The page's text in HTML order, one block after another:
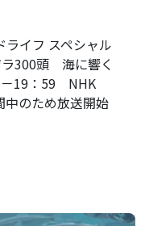
イフ スペシャル
300頭 海に響く
－19：59 NHK
のため放送開始